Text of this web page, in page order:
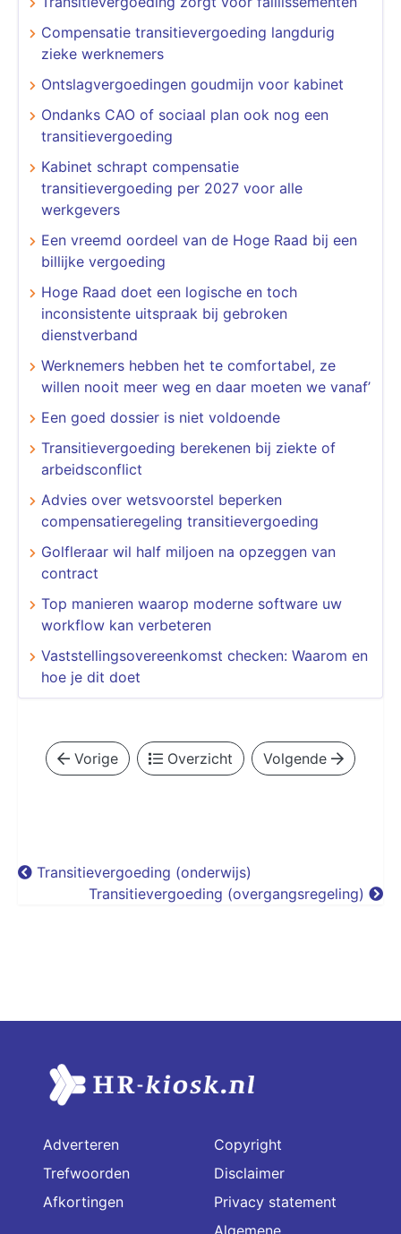
Compensatie transitievergoeding langdurig
zieke werknemers
Ontslagvergoedingen goudmijn voor kabinet
Ondanks CAO of sociaal plan ook nog een
transitievergoeding
Kabinet schrapt compensatie
transitievergoeding per 2027 voor alle
werkgevers
Een vreemd oordeel van de Hoge Raad bij een
billijke vergoeding
Hoge Raad doet een logische en toch
inconsistente uitspraak bij gebroken
dienstverband
Werknemers hebben het te comfortabel, ze
willen nooit meer weg en daar moeten we vanaf’
Een goed dossier is niet voldoende
Transitievergoeding berekenen bij ziekte of
arbeidsconflict
Advies over wetsvoorstel beperken
compensatieregeling transitievergoeding
Golfleraar wil half miljoen na opzeggen van
contract
​​​​​​​Top manieren waarop moderne software uw
workflow kan verbeteren
Vaststellingsovereenkomst checken: Waarom en
hoe je dit doet
Vorige Overzicht Volgende
Transitievergoeding (onderwijs)
Transitievergoeding (overgangsregeling)
Adverteren
Trefwoorden
Afkortingen
Copyright
Disclaimer
Privacy statement
Algemene